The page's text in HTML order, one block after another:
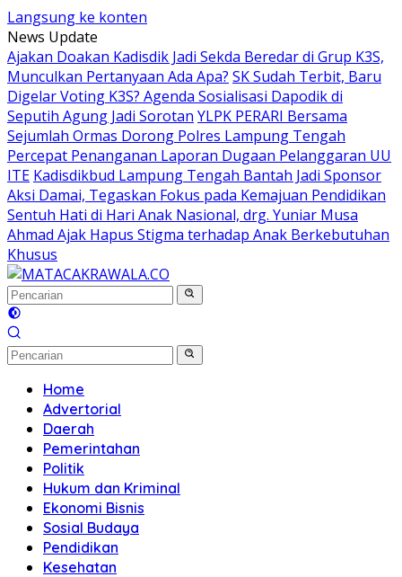
Langsung ke konten
News Update
Ajakan Doakan Kadisdik Jadi Sekda Beredar di Grup K3S,
Munculkan Pertanyaan Ada Apa? SK Sudah Terbit, Baru
Digelar Voting K3S? Agenda Sosialisasi Dapodik di
Seputih Agung Jadi Sorotan YLPK PERARI Bersama
Sejumlah Ormas Dorong Polres Lampung Tengah
Percepat Penanganan Laporan Dugaan Pelanggaran UU
ITE Kadisdikbud Lampung Tengah Bantah Jadi Sponsor
Aksi Damai, Tegaskan Fokus pada Kemajuan Pendidikan
Sentuh Hati di Hari Anak Nasional, drg. Yuniar Musa
Ahmad Ajak Hapus Stigma terhadap Anak Berkebutuhan
Khusus
Home
Advertorial
Daerah
Pemerintahan
Politik
Hukum dan Kriminal
Ekonomi Bisnis
Sosial Budaya
Pendidikan
Kesehatan